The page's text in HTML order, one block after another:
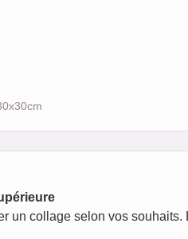
un collage selon vos